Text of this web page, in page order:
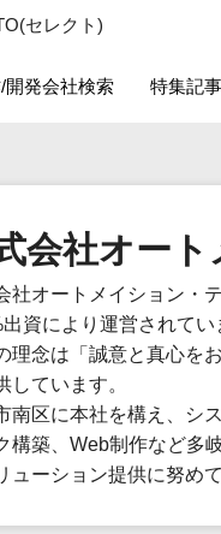
セレクト)
開発会社検索 特集記事
WEBサ
人事（
人事（採
経理・会
販売管
マーケ
カスタマ
会社オー
社オートメイション・
資により運営されてい
理念は「誠意と真心を
しています。
南区に本社を構え、シ
構築、Web制作など多
ューション提供に努めて